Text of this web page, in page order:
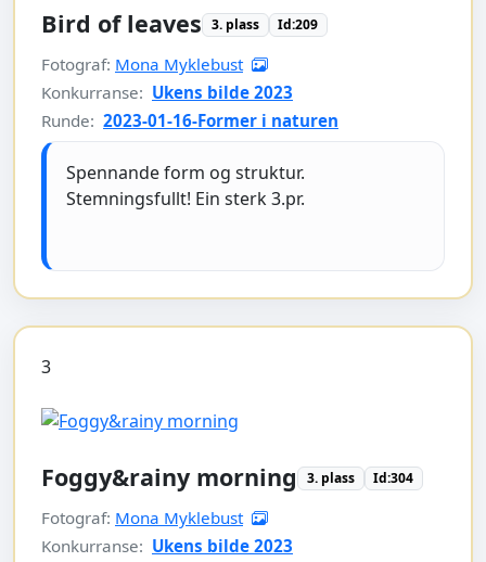
Bird of leaves 3. plass Id:209
Fotograf: Mona Myklebust
Konkurranse: Ukens bilde 2023
Runde: 2023-01-16-Former i naturen
Spennande form og struktur.
Stemningsfullt! Ein sterk 3.pr.
3
Foggy&rainy morning 3. plass Id:304
Fotograf: Mona Myklebust
Konkurranse: Ukens bilde 2023